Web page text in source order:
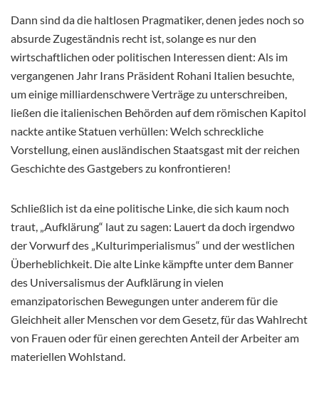
Dann sind da die haltlosen Pragmatiker, denen jedes noch so
absurde Zugeständnis recht ist, solange es nur den
wirtschaftlichen oder politischen Interessen dient: Als im
vergangenen Jahr Irans Präsident Rohani Italien besuchte,
um einige milliardenschwere Verträge zu unterschreiben,
ließen die italienischen Behörden auf dem römischen Kapitol
nackte antike Statuen verhüllen: Welch schreckliche
Vorstellung, einen ausländischen Staatsgast mit der reichen
Geschichte des Gastgebers zu konfrontieren!
Schließlich ist da eine politische Linke, die sich kaum noch
traut, „Aufklärung“ laut zu sagen: Lauert da doch irgendwo
der Vorwurf des „Kulturimperialismus“ und der westlichen
Überheblichkeit. Die alte Linke kämpfte unter dem Banner
des Universalismus der Aufklärung in vielen
emanzipatorischen Bewegungen unter anderem für die
Gleichheit aller Menschen vor dem Gesetz, für das Wahlrecht
von Frauen oder für einen gerechten Anteil der Arbeiter am
materiellen Wohlstand.